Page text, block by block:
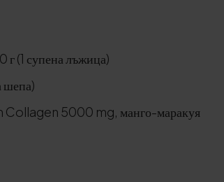
г (1 супена лъжица)
шепа)
5000 mg, манго-маракуя